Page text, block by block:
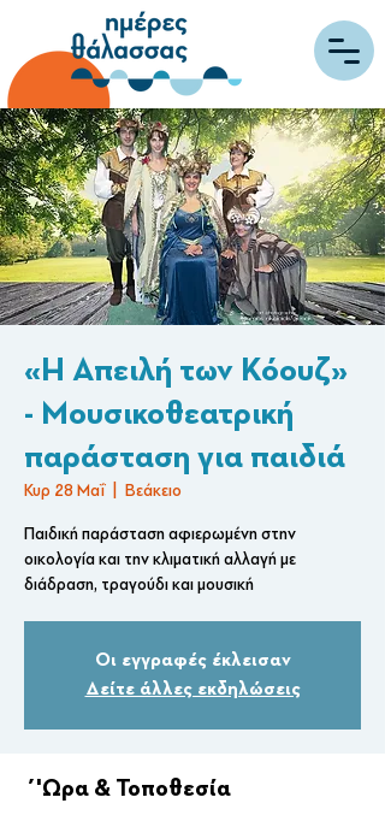
«Η Απειλή των Κόουζ»
- Μουσικοθεατρική
παράσταση για παιδιά
Κυρ 28 Μαΐ
  |
Βεάκειο
Παιδική παράσταση αφιερωμένη στην
οικολογία και την κλιματική αλλαγή με
διάδραση, τραγούδι και μουσική
Οι εγγραφές έκλεισαν
Δείτε άλλες εκδηλώσεις
΄'Ωρα & Τοποθεσία